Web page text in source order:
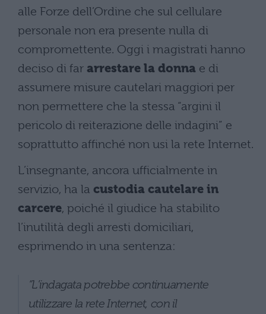
alle Forze dell’Ordine che sul cellulare
personale non era presente nulla di
compromettente. Oggi i magistrati hanno
deciso di far arrestare la donna e di
assumere misure cautelari maggiori per
non permettere che la stessa “argini il
pericolo di reiterazione delle indagini” e
soprattutto affinché non usi la rete Internet.
L’insegnante, ancora ufficialmente in
servizio, ha la custodia cautelare in
carcere, poiché il giudice ha stabilito
l’inutilità degli arresti domiciliari,
esprimendo in una sentenza:
“L’indagata potrebbe continuamente
utilizzare la rete Internet, con il